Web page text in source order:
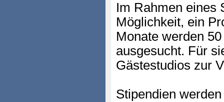
Im Rahmen eines
Möglichkeit, ein
Monate werden
ausgesucht. Für
Gästestudios zur
Stipendien